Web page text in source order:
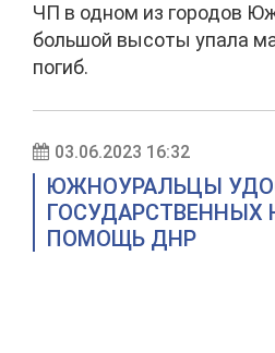
ЧП в одном из городов
большой высоты упала
погиб.
03.06.2023 16:32
ЮЖНОУРАЛЬЦЫ
ГОСУДАРСТВЕННЫХ
ПОМОЩЬ ДНР